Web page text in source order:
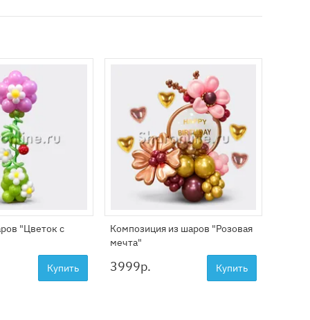
"Цветок с
Купить
Композиция из шаров "Розовая
мечта"
3999р. Купить